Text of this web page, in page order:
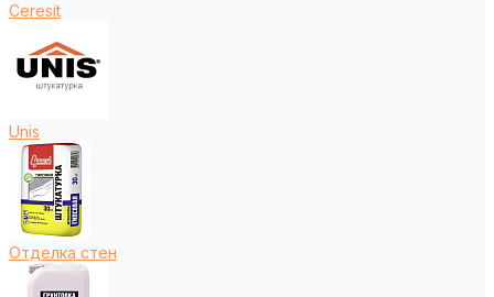
Ceresit
Unis
Отделка стен